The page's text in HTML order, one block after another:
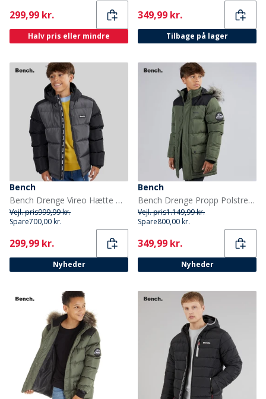
Current
299,99 kr.
Halv pris eller mindre
Current
349,99 kr.
Tilbage på lager
Bench
Bench Drenge Vireo Hætte Dunjakke Dark Grey/Sort
Vejl. pris999,99 kr.
Spare700,00 kr.
Current
299,99 kr.
Nyheder
Bench
Bench Drenge Propp Polstret Parka Frakke Khaki
Vejl. pris1.149,99 kr.
Spare800,00 kr.
Current
349,99 kr.
Nyheder